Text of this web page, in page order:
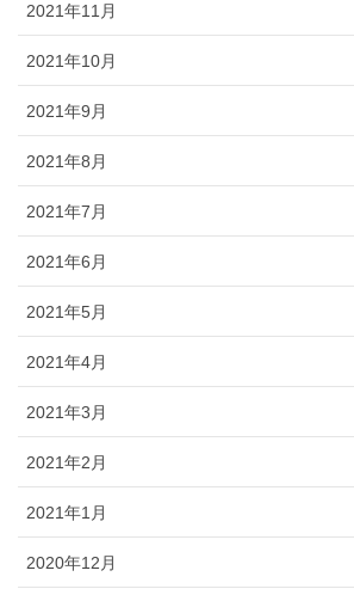
2021年11月
2021年10月
2021年9月
2021年8月
2021年7月
2021年6月
2021年5月
2021年4月
2021年3月
2021年2月
2021年1月
2020年12月